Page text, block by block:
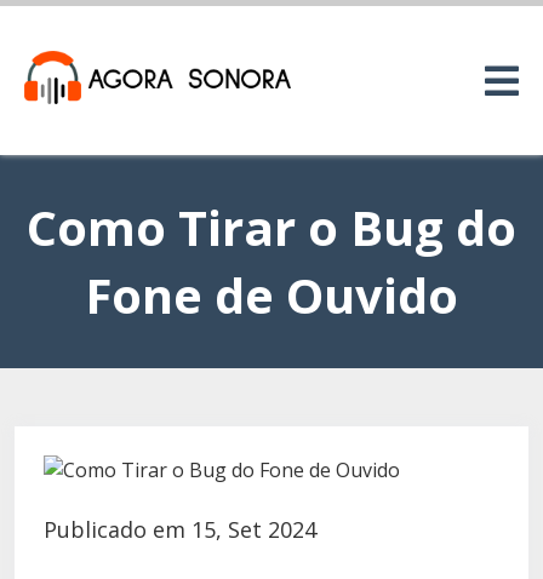
Como Tirar o Bug do
Fone de Ouvido
Publicado em 15, Set 2024